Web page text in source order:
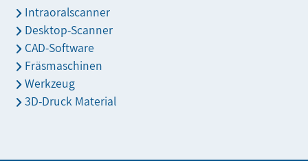
Intraoralscanner
Desktop-Scanner
CAD-Software
Fräsmaschinen
Werkzeug
3D-Druck Material